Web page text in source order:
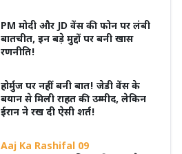
PM मोदी और JD वेंस की फोन पर लंबी
बातचीत, इन बड़े मुद्दों पर बनी खास
रणनीति!
होर्मुज पर नहीं बनी बात! जेडी वेंस के
बयान से मिली राहत की उम्मीद, लेकिन
ईरान ने रख दी ऐसी शर्त!
Aaj Ka Rashifal 09